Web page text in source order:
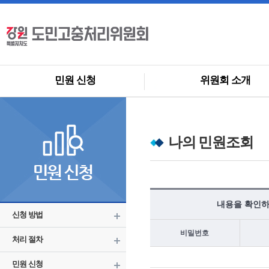
민원 신청 위원회 소개
신청 방법
처리 절차
민원 신청
나의 민원조회
내용을 확인
비밀번호